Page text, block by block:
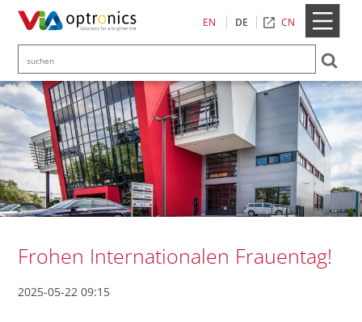
EN DE CN
Frohen Internationalen Frauentag!
2025-05-22 09:15